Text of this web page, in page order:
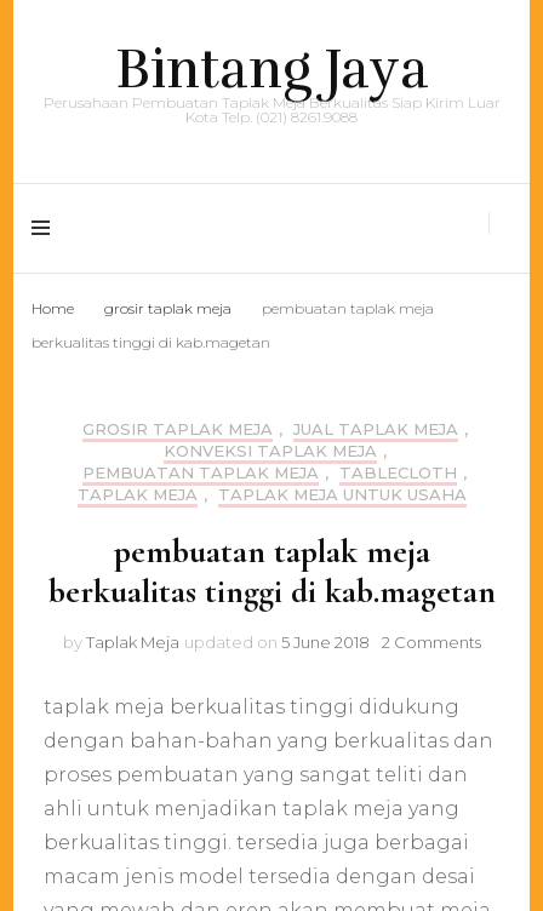
Bintang Jaya
Perusahaan Pembuatan Taplak Meja Berkualitas Siap Kirim Luar
Kota Telp. (021) 8261.9088
Home grosir taplak meja
pembuatan taplak meja
berkualitas tinggi di kab.magetan
GROSIR TAPLAK MEJA , JUAL TAPLAK MEJA ,
KONVEKSI TAPLAK MEJA ,
PEMBUATAN TAPLAK MEJA , TABLECLOTH ,
TAPLAK MEJA , TAPLAK MEJA UNTUK USAHA
pembuatan taplak meja
berkualitas tinggi di kab.magetan
byTaplak Meja updated on 5 June 2018 2 Commentson
taplak meja berkualitas tinggi didukung
dengan bahan-bahan yang berkualitas dan
proses pembuatan yang sangat teliti dan
ahli untuk menjadikan taplak meja yang
berkualitas tinggi. tersedia juga berbagai
macam jenis model tersedia dengan desai